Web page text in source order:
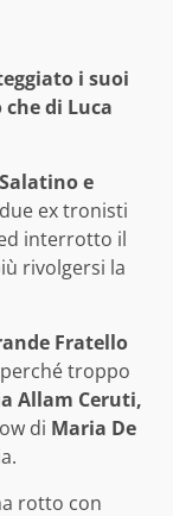
i suoi
di Luca
e
ex tronisti
interrotto il
rivolgersi la
Fratello
troppo
Allam Ceruti,
di Maria De
rotto con